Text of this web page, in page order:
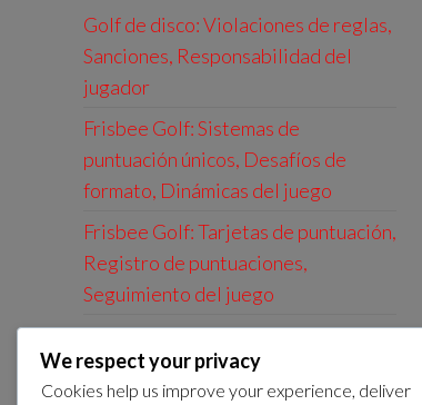
Golf de disco: Violaciones de reglas,
Sanciones, Responsabilidad del
jugador
Frisbee Golf: Sistemas de
puntuación únicos, Desafíos de
formato, Dinámicas del juego
Frisbee Golf: Tarjetas de puntuación,
Registro de puntuaciones,
Seguimiento del juego
Frisbee Golf: Juego casual, formatos
competitivos, estructuras de liga
We respect your privacy
Cookies help us improve your experience, deliver